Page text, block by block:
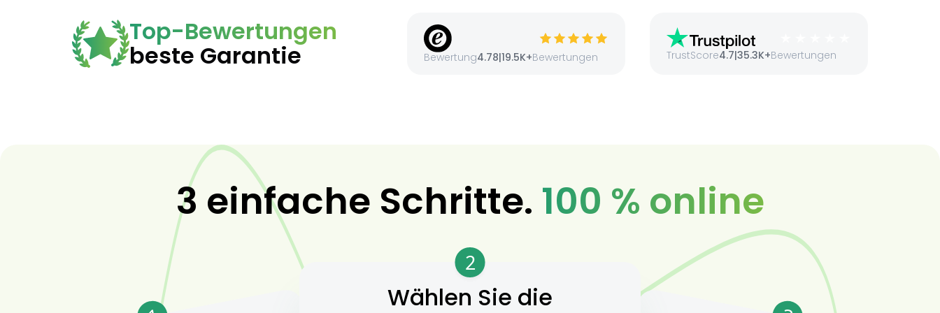
Top-Bewertungen
beste Garantie Bewertung4.78|19.5K+Bewertungen TrustScore4.7|35.3K+Bewertungen
3 einfache Schritte. 100 % online
2
Wählen Sie die